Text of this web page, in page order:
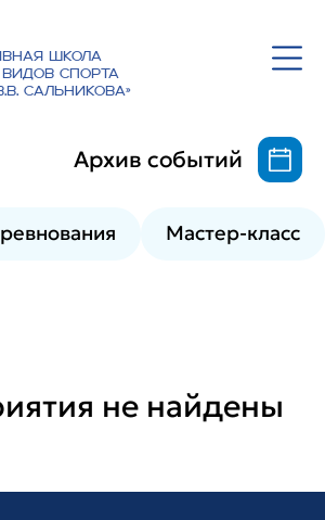
школа
спорта
Сальникова»
Архив событий
Мастер-класс
не найдены